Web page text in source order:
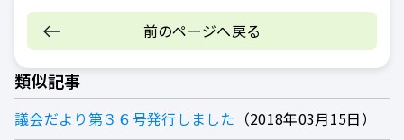
前のページへ戻る
類似記事
議会だより第３６号発行しました
2018年03月15日